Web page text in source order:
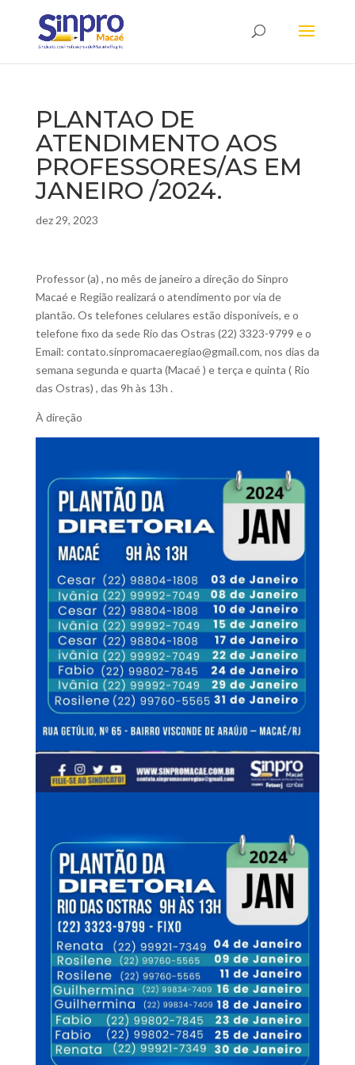
PLANTAO DE
ATENDIMENTO AOS
PROFESSORES/AS EM
JANEIRO /2024.
dez 29, 2023
Professor (a) , no mês de janeiro a direção do Sinpro
Macaé e Região realizará o atendimento por via de
plantão. Os telefones celulares estão disponíveis, e o
telefone fixo da sede Rio das Ostras (22) 3323-9799 e o
Email: contato.sinpromacaeregiao@gmail.com, nos dias da
semana segunda e quarta (Macaé ) e terça e quinta ( Rio
das Ostras) , das 9h às 13h .
À direção